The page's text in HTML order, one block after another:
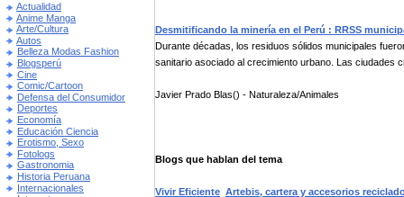
Actualidad
Anime Manga
Arte/Cultura
Autos
Belleza Modas Fashion
Blogsperú
Cine
Comic/Cartoon
Defensa del Consumidor
Deportes
Economía
Educación Ciencia
Erotismo, Sexo
Fotologs
Gastronomia
Historia Peruana
Internacionales
Desmitificando la minería en el Perú : RRSS
Durante décadas, los residuos sólidos municipales
sanitario asociado al crecimiento urbano. Las ciudades
Javier Prado Blas() - Naturaleza/Animales
Blogs que hablan del tema
Vivir Eficiente Artebis, cartera y accesorios